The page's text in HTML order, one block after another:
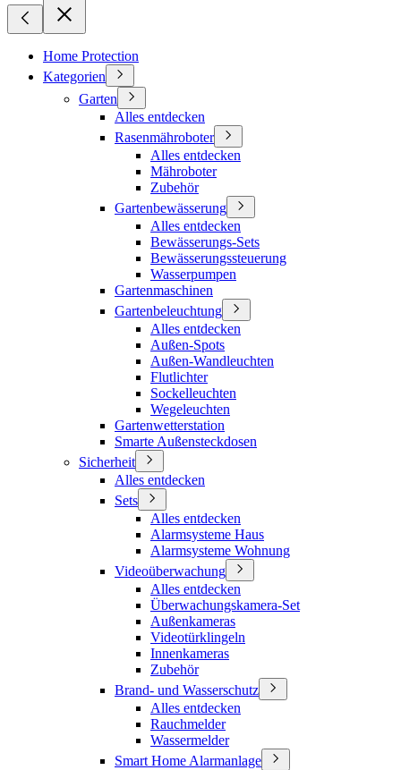
Home Protection
Kategorien
Garten
Alles entdecken
Rasenmähroboter
Alles entdecken
Mähroboter
Zubehör
Gartenbewässerung
Alles entdecken
Bewässerungs-Sets
Bewässerungssteuerung
Wasserpumpen
Gartenmaschinen
Gartenbeleuchtung
Alles entdecken
Außen-Spots
Außen-Wandleuchten
Flutlichter
Sockelleuchten
Wegeleuchten
Gartenwetterstation
Smarte Außensteckdosen
Sicherheit
Alles entdecken
Sets
Alles entdecken
Alarmsysteme Haus
Alarmsysteme Wohnung
Videoüberwachung
Alles entdecken
Überwachungskamera-Set
Außenkameras
Videotürklingeln
Innenkameras
Zubehör
Brand- und Wasserschutz
Alles entdecken
Rauchmelder
Wassermelder
Smart Home Alarmanlage